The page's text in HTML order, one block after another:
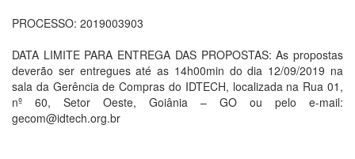
PROCESSO: 2019003903
DATA LIMITE PARA ENTREGA DAS PROPOSTAS: As propostas
deverão ser entregues até as 14h00min do dia 12/09/2019 na
sala da Gerência de Compras do IDTECH, localizada na Rua 01,
nº 60, Setor Oeste, Goiânia – GO ou pelo e-mail:
gecom@idtech.org.br